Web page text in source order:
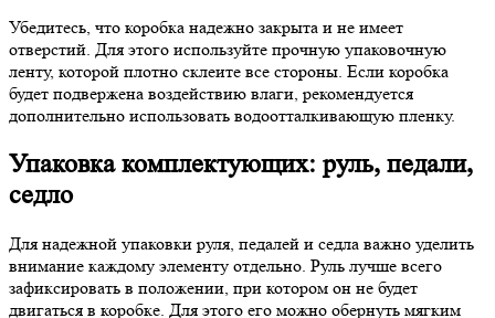
Убедитесь, что коробка надежно закрыта и не имеет
отверстий. Для этого используйте прочную упаковочную
ленту, которой плотно склеите все стороны. Если коробка
будет подвержена воздействию влаги, рекомендуется
дополнительно использовать водоотталкивающую пленку.
Упаковка комплектующих: руль, педали,
седло
Для надежной упаковки руля, педалей и седла важно уделить
внимание каждому элементу отдельно. Руль лучше всего
зафиксировать в положении, при котором он не будет
двигаться в коробке. Для этого его можно обернуть мягким